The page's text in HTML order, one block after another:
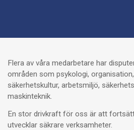
Flera av våra medarbetare har
områden som psykologi,
säkerhetskultur, arbetsmiljö,
maskinteknik.
En stor drivkraft för oss är att
utvecklar säkrare verksamheter.